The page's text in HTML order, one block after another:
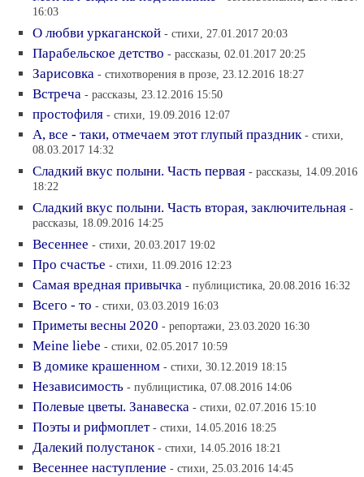
16:03
О любви уркаганской - стихи, 27.01.2017 20:03
Парабельское детство - рассказы, 02.01.2017 20:25
Зарисовка - стихотворения в прозе, 23.12.2016 18:27
Встреча - рассказы, 23.12.2016 15:50
простофиля - стихи, 19.09.2016 12:07
А, все - таки, отмечаем этот глупый праздник - стихи,
08.03.2017 14:32
Сладкий вкус полыни. Часть первая - рассказы, 14.09.2016
18:22
Сладкий вкус полыни. Часть вторая, заключительная -
рассказы, 18.09.2016 14:25
Весеннее - стихи, 20.03.2017 19:02
Про счастье - стихи, 11.09.2016 12:23
Самая вредная привычка - публицистика, 20.08.2016 16:32
Всего - то - стихи, 03.03.2019 16:03
Приметы весны 2020 - репортажи, 23.03.2020 16:30
Meine liebe - стихи, 02.05.2017 10:59
В домике крашенном - стихи, 30.12.2019 18:15
Независимость - публицистика, 07.08.2016 14:06
Полевые цветы. Занавеска - стихи, 02.07.2016 15:10
Поэты и рифмоплет - стихи, 14.05.2016 18:25
Далекий полустанок - стихи, 14.05.2016 18:21
Весеннее наступление - стихи, 25.03.2016 14:45